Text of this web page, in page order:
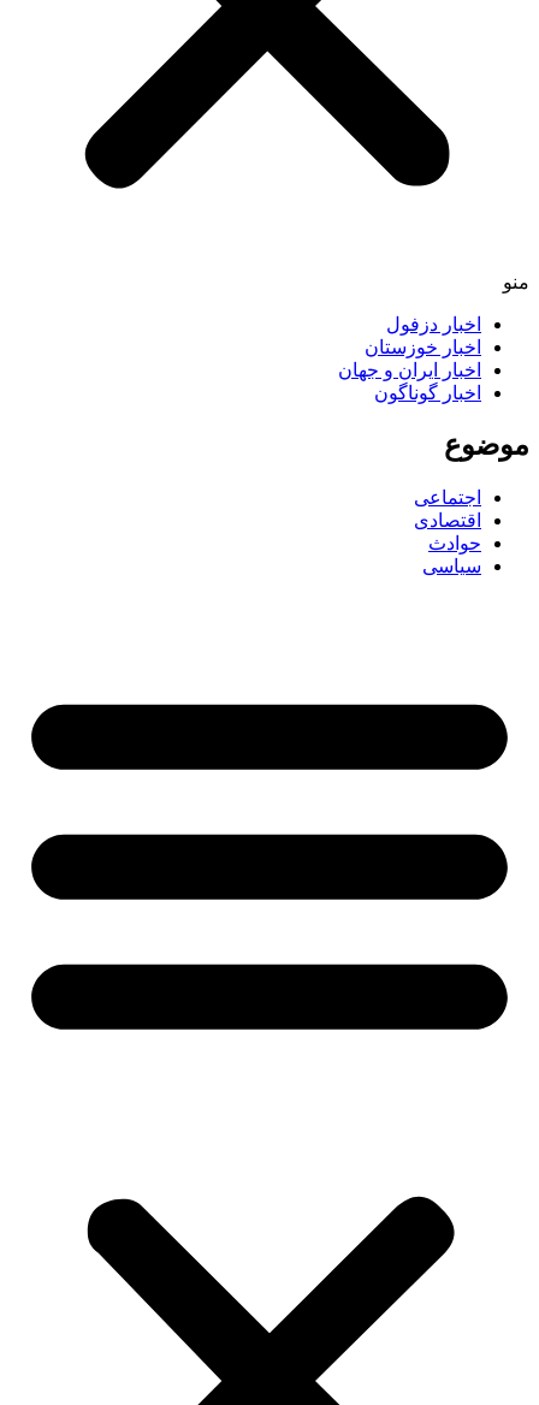
منو
اخبار دزفول
اخبار خوزستان
اخبار ایران و جهان
اخبار گوناگون
موضوع
اجتماعی
اقتصادی
حوادث
سیاسی